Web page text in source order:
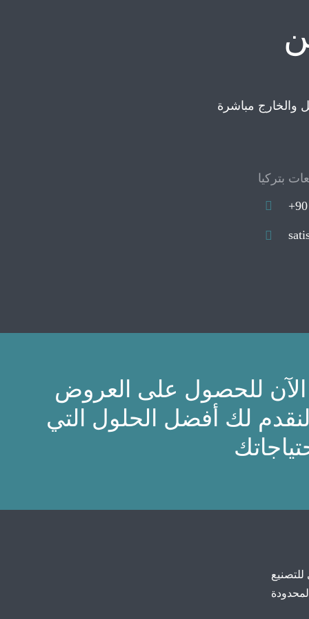
بتركيا
الآن للحصول على العروض
لك أفضل الحلول التي
للتصنيع